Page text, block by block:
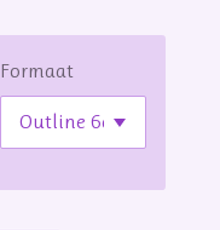
Formaat